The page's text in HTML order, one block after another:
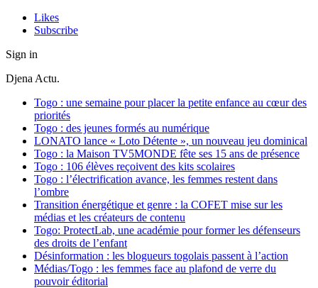
Likes
Subscribe
Sign in
Djena Actu.
Togo : une semaine pour placer la petite enfance au cœur des
priorités
Togo : des jeunes formés au numérique
LONATO lance « Loto Détente », un nouveau jeu dominical
Togo : la Maison TV5MONDE fête ses 15 ans de présence
Togo : 106 élèves reçoivent des kits scolaires
Togo : l’électrification avance, les femmes restent dans
l’ombre
Transition énergétique et genre : la COFET mise sur les
médias et les créateurs de contenu
Togo: ProtectLab, une académie pour former les défenseurs
des droits de l’enfant
Désinformation : les blogueurs togolais passent à l’action
Médias/Togo : les femmes face au plafond de verre du
pouvoir éditorial